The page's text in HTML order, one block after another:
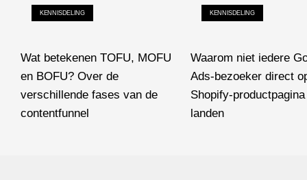
KENNISDELING
Wat betekenen TOFU, MOFU
en BOFU? Over de
verschillende fases van de
contentfunnel
KENNISDELING
Waarom niet iedere
Ads-bezoeker direct
Shopify-
landen